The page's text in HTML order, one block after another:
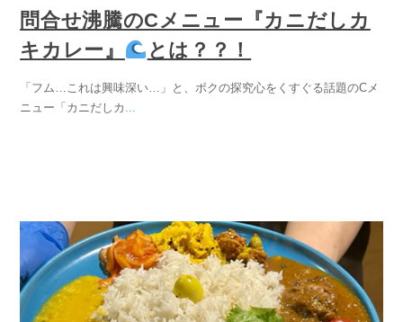
問合せ沸騰のCメニュー『カニだしカ
キカレー』
とは？？！
「フム…これは興味深い…」と、ボクの探究心をくすぐる話題のCメ
ニュー「カニだしカ ...